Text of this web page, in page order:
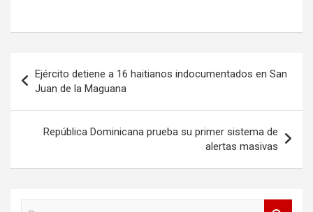
Navegación
de
entradas
Ejército detiene a 16 haitianos indocumentados en San
Juan de la Maguana
República Dominicana prueba su primer sistema de
alertas masivas